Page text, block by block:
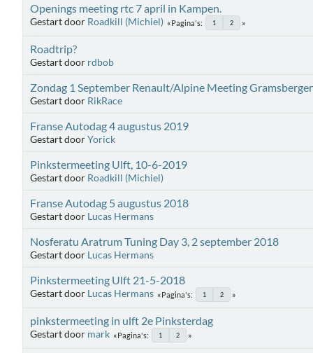
Openings meeting rtc 7 april in Kampen.
Gestart door Roadkill (Michiel) Pagina's 1 2
Roadtrip?
Gestart door rdbob
Zondag 1 September Renault/Alpine Meeting
Gestart door RikRace
Franse Autodag 4 augustus 2019
Gestart doorYorick
Pinkstermeeting Ulft, 10-6-2019
Gestart door Roadkill (Michiel)
Franse Autodag 5 augustus 2018
Gestart door Lucas Hermans
Nosferatu Aratrum Tuning Day 3, 2 september 2018
Gestart door Lucas Hermans
Pinkstermeeting Ulft 21-5-2018
Gestart door Lucas Hermans Pagina's 1 2
pinkstermeeting in ulft 2e Pinksterdag
Gestart door mark Pagina's 1 2